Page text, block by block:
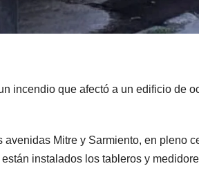
incendio que afectó a un edificio de
Mitre y Sarmiento, en pleno
instalados los tableros y